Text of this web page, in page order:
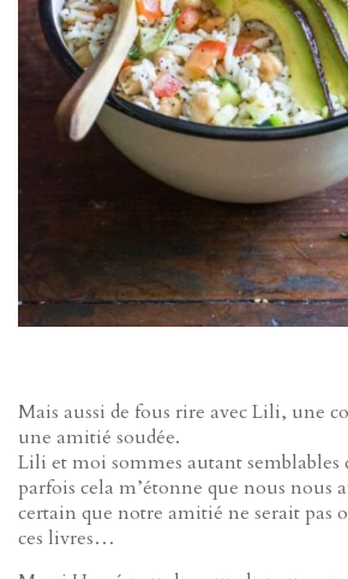
Mais aussi de fous rire avec Lili, une
une amitié soudée.
Lili et moi sommes autant semblables
parfois cela m’étonne que nous nous
certain que notre amitié ne serait pas
ces livres…